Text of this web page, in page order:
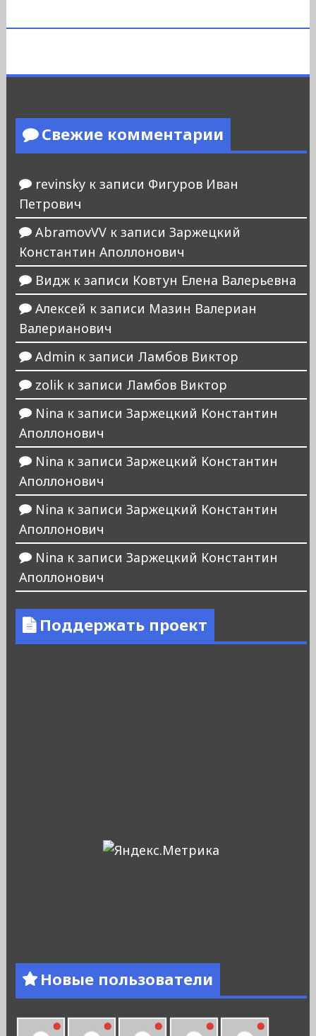
Свежие комментарии
revinskyк записи Фигуров Иван
Петрович
AbramovVVк записи Заржецкий
Константин Аполлонович
Виджк записи Ковтун Елена Валерьевна
Алексей к записи Мазин Валериан
Валерианович
Admin к записи Ламбов Виктор
zolikк записи Ламбов Виктор
Nina к записи Заржецкий Константин
Аполлонович
Nina к записи Заржецкий Константин
Аполлонович
Nina к записи Заржецкий Константин
Аполлонович
Nina к записи Заржецкий Константин
Аполлонович
Поддержать проект
Новые пользователи